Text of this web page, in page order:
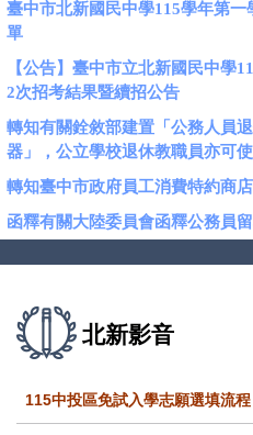
臺中市北新國民中學115學年第
單
【公告】臺中市立北新國民中學
2次招考結果暨續招公告
轉知有關銓敘部建置「公務人員
器」，公立學校退休教職員亦可
轉知臺中市政府員工消費特約商
函釋有關大陸委員會函釋公務員
北新影音
115中投區免試入學志願選填流程